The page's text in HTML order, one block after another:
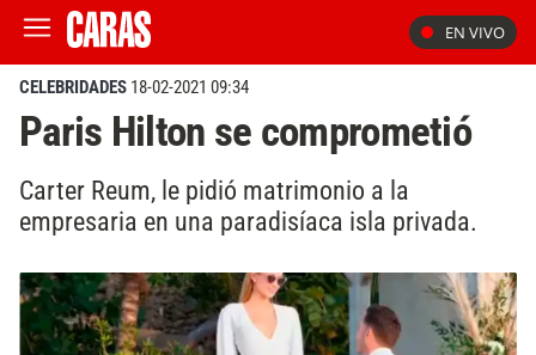
EN VIVO
CELEBRIDADES 18-02-2021 09:34
Paris Hilton se comprometió
Carter Reum, le pidió matrimonio a la
empresaria en una paradisíaca isla privada.